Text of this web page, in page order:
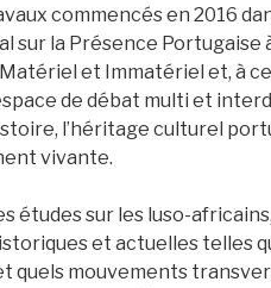
commencés en 2016
sur la Présence Portugaise
et Immatériel et, à
de débat multi et
l’héritage culturel
vivante.
études sur les luso-
et actuelles telles
quels mouvements